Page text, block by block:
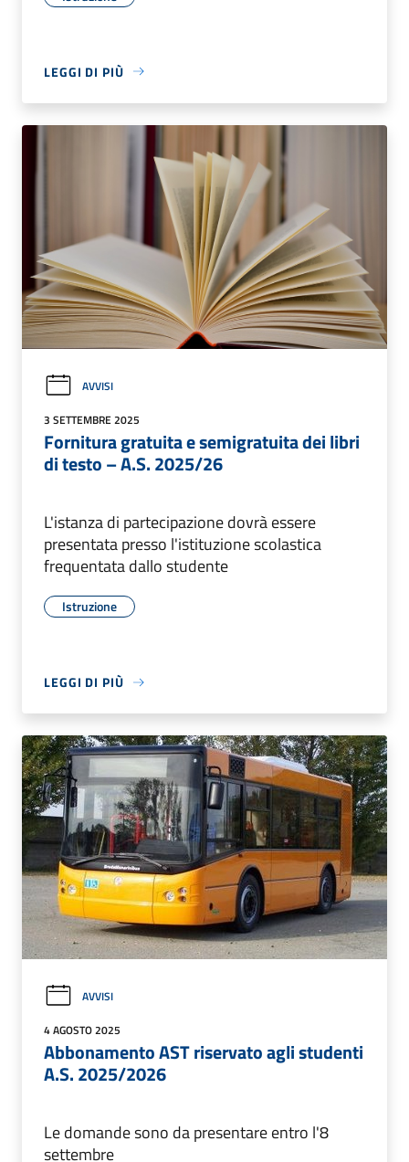
LEGGI DI PIÙ
AVVISI
3 SETTEMBRE 2025
Fornitura gratuita e semigratuita dei libri
di testo – A.S. 2025/26
L'istanza di partecipazione dovrà essere
presentata presso l'istituzione scolastica
frequentata dallo studente
Istruzione
LEGGI DI PIÙ
AVVISI
4 AGOSTO 2025
Abbonamento AST riservato agli studenti
A.S. 2025/2026
Le domande sono da presentare entro l'8
settembre